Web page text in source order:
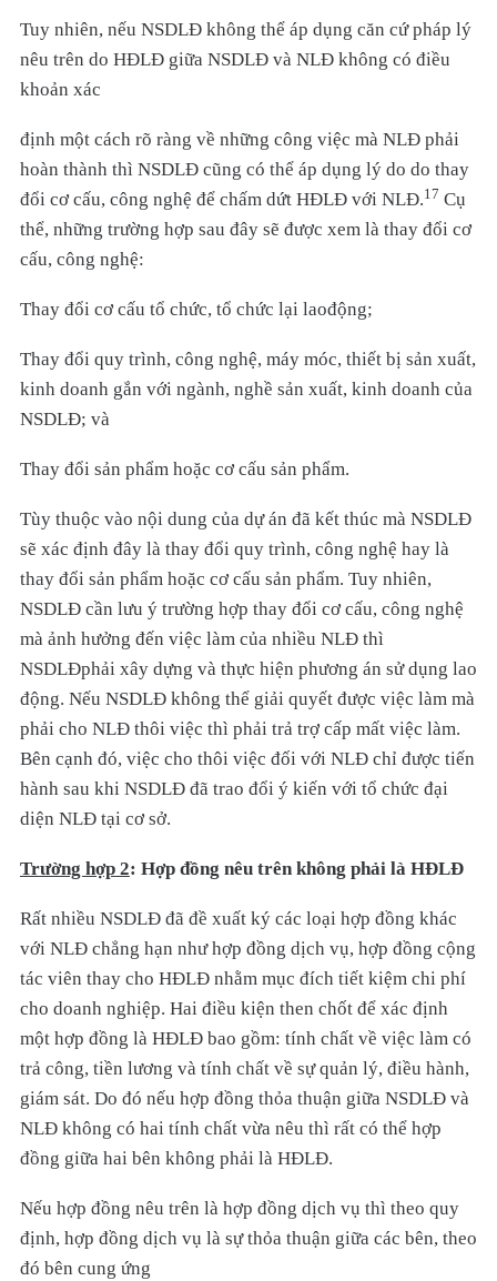
Tuy nhiên, nếu NSDLĐ không thể áp dụng căn cứ pháp lý
nêu trên do HĐLĐ giữa NSDLĐ và NLĐ không có điều
khoản xác
định một cách rõ ràng về những công việc mà NLĐ phải
hoàn thành thì NSDLĐ cũng có thể áp dụng lý do do thay
đổi cơ cấu, công nghệ để chấm dứt HĐLĐ với NLĐ.17 Cụ
thể, những trường hợp sau đây sẽ được xem là thay đổi cơ
cấu, công nghệ:
Thay đổi cơ cấu tổ chức, tổ chức lại laođộng;
Thay đổi quy trình, công nghệ, máy móc, thiết bị sản xuất,
kinh doanh gắn với ngành, nghề sản xuất, kinh doanh của
NSDLĐ; và
Thay đổi sản phẩm hoặc cơ cấu sản phẩm.
Tùy thuộc vào nội dung của dự án đã kết thúc mà NSDLĐ
sẽ xác định đây là thay đổi quy trình, công nghệ hay là
thay đổi sản phẩm hoặc cơ cấu sản phẩm. Tuy nhiên,
NSDLĐ cần lưu ý trường hợp thay đổi cơ cấu, công nghệ
mà ảnh hưởng đến việc làm của nhiều NLĐ thì
NSDLĐphải xây dựng và thực hiện phương án sử dụng lao
động. Nếu NSDLĐ không thể giải quyết được việc làm mà
phải cho NLĐ thôi việc thì phải trả trợ cấp mất việc làm.
Bên cạnh đó, việc cho thôi việc đối với NLĐ chỉ được tiến
hành sau khi NSDLĐ đã trao đổi ý kiến với tổ chức đại
diện NLĐ tại cơ sở.
Trường hợp 2: Hợp đồng nêu trên không phải là HĐLĐ
Rất nhiều NSDLĐ đã đề xuất ký các loại hợp đồng khác
với NLĐ chẳng hạn như hợp đồng dịch vụ, hợp đồng cộng
tác viên thay cho HĐLĐ nhằm mục đích tiết kiệm chi phí
cho doanh nghiệp. Hai điều kiện then chốt để xác định
một hợp đồng là HĐLĐ bao gồm: tính chất về việc làm có
trả công, tiền lương và tính chất về sự quản lý, điều hành,
giám sát. Do đó nếu hợp đồng thỏa thuận giữa NSDLĐ và
NLĐ không có hai tính chất vừa nêu thì rất có thể hợp
đồng giữa hai bên không phải là HĐLĐ.
Nếu hợp đồng nêu trên là hợp đồng dịch vụ thì theo quy
định, hợp đồng dịch vụ là sự thỏa thuận giữa các bên, theo
đó bên cung ứng